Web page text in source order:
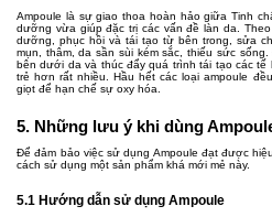
Ampoule là sự giao thoa hoàn hảo giữa Tinh
dưỡng vừa giúp đặc trị các vấn đề làn da.
dưỡng, phục hồi và tái tạo từ bên trong, sửa
mụn, thâm, da sần sùi kém sắc, thiếu sức
bên dưới da và thúc đẩy quá trình tái tạo các
trẻ hơn rất nhiều. Hầu hết các loại ampoule
giọt để hạn chế sự oxy hóa.
5. Những lưu ý khi dùng
Để đảm bảo việc sử dụng Ampoule đạt được
cách sử dụng một sản phẩm khá mới mẻ này.
5.1 Hướng dẫn sử dụng Ampoule